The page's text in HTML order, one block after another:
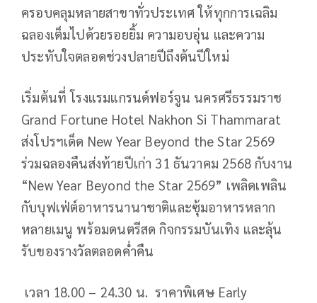
ครอบคลุมหลายสาขาทั่วประเทศ ให้ทุกการเฉลิม
ฉลองเต็มไปด้วยรอยยิ้ม ความอบอุ่น และความ
ประทับใจตลอดช่วงปลายปีถึงต้นปีใหม่
เริ่มต้นที่ โรงแรมแกรนด์ฟอร์จูน นครศรีธรรมราช
Grand Fortune Hotel Nakhon Si Thammarat
ส่งโปรฯเด็ด New Year Beyond the Star 2569
ร่วมฉลองคืนส่งท้ายปีเก่า 31 ธันวาคม 2568 กับงาน
“New Year Beyond the Star 2569” เพลิดเพลิน
กับบุฟเฟ่ต์อาหารนานาชาติและซุ้มอาหารหลาก
หลายเมนู พร้อมดนตรีสด กิจกรรมบันเทิง และลุ้น
รับของรางวัลตลอดค่ำคืน
เวลา 18.00 – 24.30 น. ราคาพิเศษ Early